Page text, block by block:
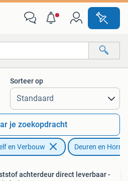
Sorteer op
je zoekopdracht
en Verbouw Deuren en Horren
achterdeur direct leverbaar -